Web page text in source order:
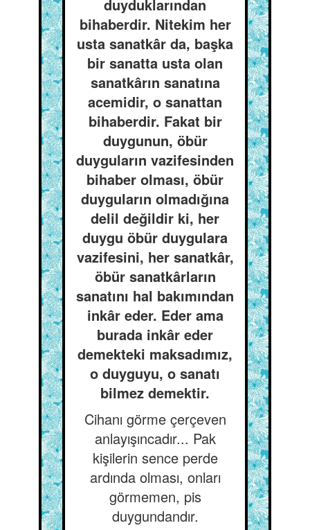
duyduklarından
bihaberdir. Nitekim her
usta sanatkâr da, başka
bir sanatta usta olan
sanatkârın sanatına
acemidir, o sanattan
bihaberdir. Fakat bir
duygunun, öbür
duyguların vazifesinden
bihaber olması, öbür
duyguların olmadığına
delil değildir ki, her
duygu öbür duygulara
vazifesini, her sanatkâr,
öbür sanatkârların
sanatını hal bakımından
inkâr eder. Eder ama
burada inkâr eder
demekteki maksadımız,
o duyguyu, o sanatı
bilmez demektir.
Cihanı görme çerçeven
anlayışıncadır... Pak
kişilerin sence perde
ardında olması, onları
görmemen, pis
duygundandır.